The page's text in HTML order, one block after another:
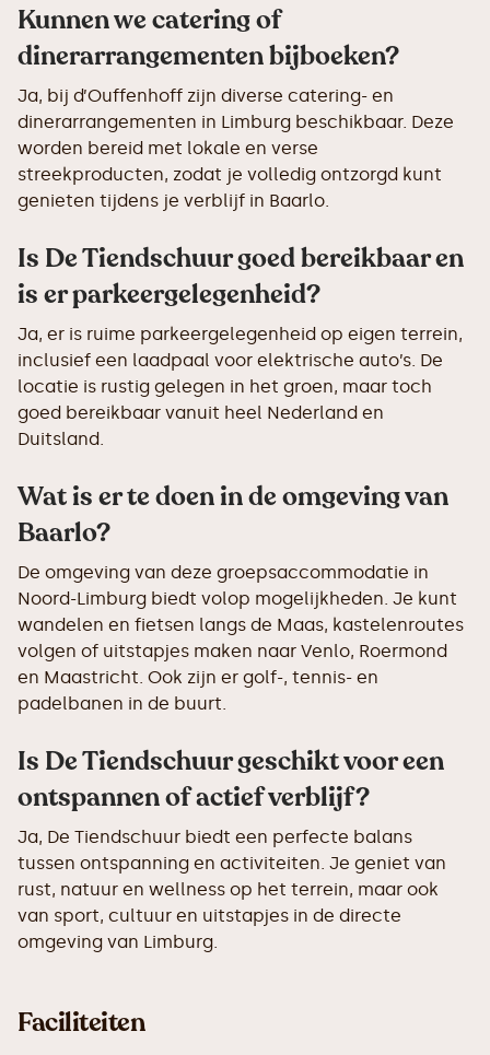
Kunnen we catering of
dinerarrangementen bijboeken?
Ja, bij d’Ouffenhoff zijn diverse catering- en
dinerarrangementen in Limburg beschikbaar. Deze
worden bereid met lokale en verse
streekproducten, zodat je volledig ontzorgd kunt
genieten tijdens je verblijf in Baarlo.
Is De Tiendschuur goed bereikbaar en
is er parkeergelegenheid?
Ja, er is ruime parkeergelegenheid op eigen terrein,
inclusief een laadpaal voor elektrische auto’s. De
locatie is rustig gelegen in het groen, maar toch
goed bereikbaar vanuit heel Nederland en
Duitsland.
Wat is er te doen in de omgeving van
Baarlo?
De omgeving van deze groepsaccommodatie in
Noord-Limburg biedt volop mogelijkheden. Je kunt
wandelen en fietsen langs de Maas, kastelenroutes
volgen of uitstapjes maken naar Venlo, Roermond
en Maastricht. Ook zijn er golf-, tennis- en
padelbanen in de buurt.
Is De Tiendschuur geschikt voor een
ontspannen of actief verblijf?
Ja, De Tiendschuur biedt een perfecte balans
tussen ontspanning en activiteiten. Je geniet van
rust, natuur en wellness op het terrein, maar ook
van sport, cultuur en uitstapjes in de directe
omgeving van Limburg.
Faciliteiten